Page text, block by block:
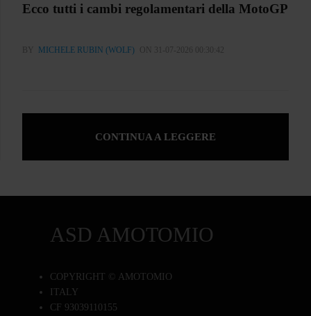
Ecco tutti i cambi regolamentari della MotoGP
BY MICHELE RUBIN (WOLF) ON 31-07-2026 00:30:42
CONTINUA A LEGGERE
ASD AMOTOMIO
COPYRIGHT © AMOTOMIO
ITALY
CF 93039110155